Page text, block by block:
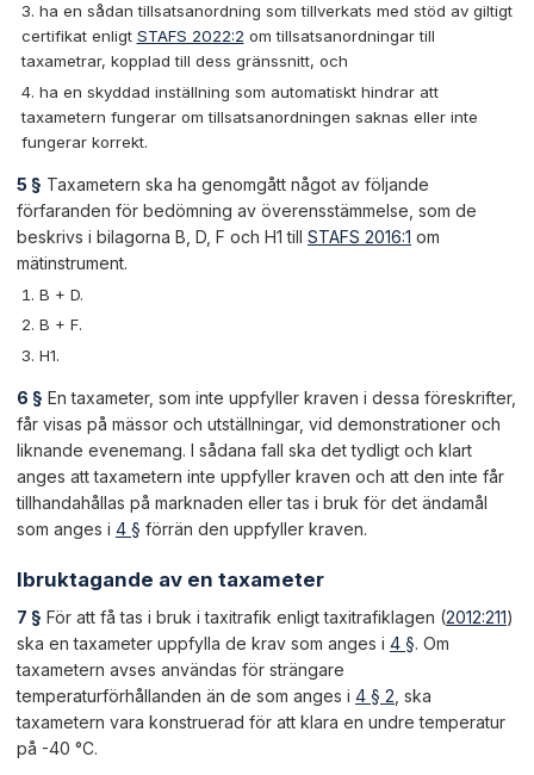
ha en sådan tillsatsanordning som tillverkats med stöd av giltigt
certifikat enligt STAFS 2022:2 om tillsatsanordningar till
taxametrar, kopplad till dess gränssnitt, och
ha en skyddad inställning som automatiskt hindrar att
taxametern fungerar om tillsatsanordningen saknas eller inte
fungerar korrekt.
5 § Taxametern ska ha genomgått något av följande
förfaranden för bedömning av överensstämmelse, som de
beskrivs i bilagorna B, D, F och H1 till STAFS 2016:1 om
mätinstrument.
B + D.
B + F.
H1.
6 § En taxameter, som inte uppfyller kraven i dessa föreskrifter,
får visas på mässor och utställningar, vid demonstrationer och
liknande evenemang. I sådana fall ska det tydligt och klart
anges att taxametern inte uppfyller kraven och att den inte får
tillhandahållas på marknaden eller tas i bruk för det ändamål
som anges i 4 § förrän den uppfyller kraven.
Ibruktagande av en taxameter
7 § För att få tas i bruk i taxitrafik enligt taxitrafiklagen (2012:211)
ska en taxameter uppfylla de krav som anges i 4 §. Om
taxametern avses användas för strängare
temperaturförhållanden än de som anges i 4 § 2 , ska
taxametern vara konstruerad för att klara en undre temperatur
på -40 °C.